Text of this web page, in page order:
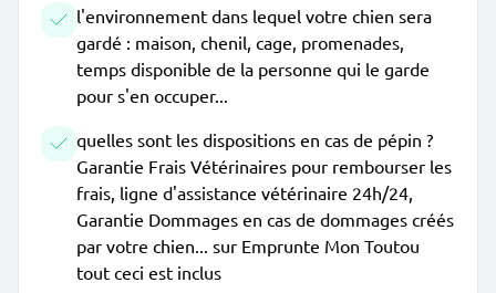
l'environnement dans lequel votre chien sera
gardé : maison, chenil, cage, promenades,
temps disponible de la personne qui le garde
pour s'en occuper...
quelles sont les dispositions en cas de pépin ?
Garantie Frais Vétérinaires pour rembourser les
frais, ligne d'assistance vétérinaire 24h/24,
Garantie Dommages en cas de dommages créés
par votre chien... sur Emprunte Mon Toutou
tout ceci est inclus